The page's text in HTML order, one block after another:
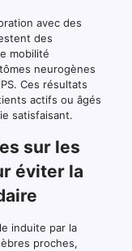
avec des
des
mobilité
neurogènes
Ces résultats
actifs ou âgés
satisfaisant.
sur les
éviter la
induite par la
proches,